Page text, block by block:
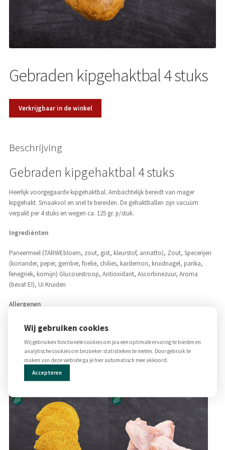
Gebraden kipgehaktbal 4 stuks
Verkrijgbaar in de winkel
Beschrijving
Gebraden kipgehaktbal 4 stuks
Heerlijk voorgegaarde kipgehaktbal. Ambachtelijk bereidt van mager
kipgehakt. Smaakvol en snel te bereiden. De gehaktballen zijn vacuüm
verpakt per 4 stuks en wegen ca. 125 gr. p/stuk.
Ingrediënten
Paneermeel (TARWEbloem, zout, gist, kleurstof, annatto), Zout, Specerijen
(koriander, peper, gember, foelie, chilies, kardemon, kruidnagel, parika,
fenegriek, komijn) Glucosestroop, Antioxidant, Ascorbinezuur, Aroma
(bevat EI), Ui Kruiden
Allergenen
Tarwe, Ei
Gerelateerde producten
Dit
product
heeft
meerdere
variaties.
Wij gebruiken cookies
Wij gebruiken functionele cookies om jou een optimale ervaring te bieden en
analytische cookies om bezoeker statistieken te meten. Door gebruik te
maken van deze website ga je hier automatisch mee akkoord.
Accepteren